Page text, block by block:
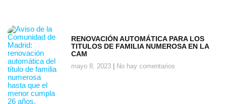
RENOVACIÓN AUTOMÁTICA PARA LOS
TITULOS DE FAMILIA NUMEROSA EN LA
CAM
mayo 8, 2023 No hay comentarios